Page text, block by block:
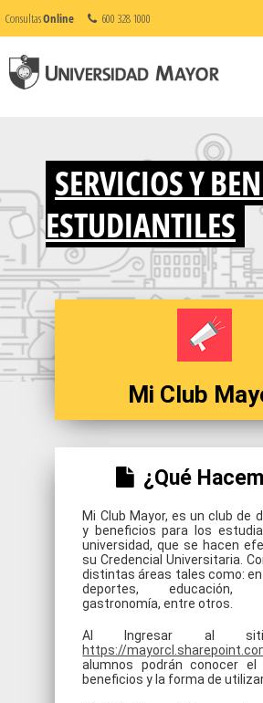
ConsultasOnline 600 328 1000
SERVICIOS Y
ESTUDIANTILES
Mi Club
¿Qué
Mi Club Mayor, es un club de
y beneficios para los
universidad, que se hacen
su Credencial Universitaria.
distintas áreas tales como:
deportes, educación,
gastronomía, entre otros.
Al Ingresar al
https://
alumnos podrán conocer el
beneficios y la forma de